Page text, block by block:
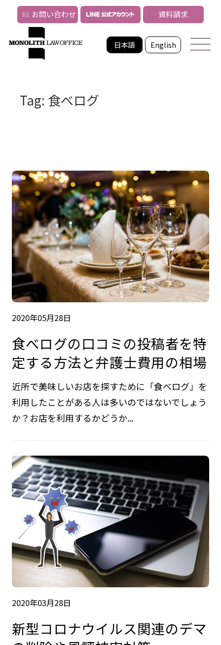
日本語 English
お問い合わせ 資料請求
Tag: 食べログ
2020年05月28日
食べログの口コミの投稿者を特
定する方法と弁護士費用の相場
近所で美味しいお店を探すために「食べログ」を
利用したことがある人は多いのではないでしょう
か？お店を利用するかどうか...
2020年03月28日
新型コロナウイルス関連のデマ